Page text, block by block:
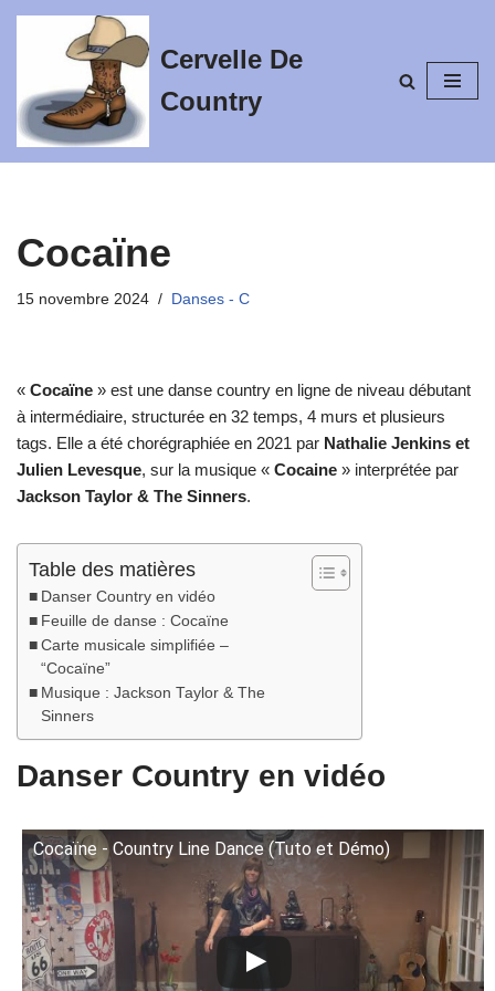
contenu
Cervelle De
Country
Cocaïne
15 novembre 2024 Danses - C
« Cocaïne » est une danse country en ligne de niveau débutant
à intermédiaire, structurée en 32 temps, 4 murs et plusieurs
tags. Elle a été chorégraphiée en 2021 par Nathalie Jenkins et
Julien Levesque, sur la musique « Cocaine » interprétée par
Jackson Taylor & The Sinners.
Table des matières
Danser Country en vidéo
Feuille de danse : Cocaïne
Carte musicale simplifiée –
“Cocaïne”
Musique : Jackson Taylor & The
Sinners
Danser Country en vidéo
Cocaïne - Country Line Dance (Tuto et Démo)